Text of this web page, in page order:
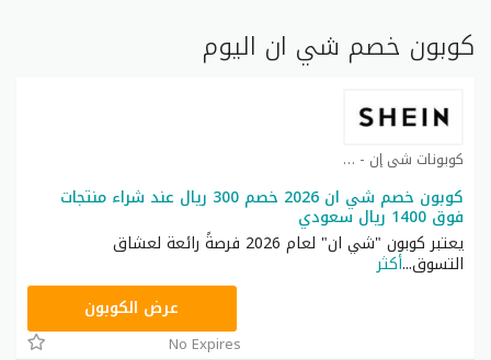
كوبون خصم شي ان اليوم
كوبونات شي إن - Shein coupon كوبون
كوبون خصم شي ان 2026 خصم 300 ريال عند شراء منتجات
فوق 1400 ريال سعودي
يعتبر كوبون "شي ان" لعام 2026 فرصةً رائعة لعشاق
التسوق...أكثر
عرض الكوبون
No Expires